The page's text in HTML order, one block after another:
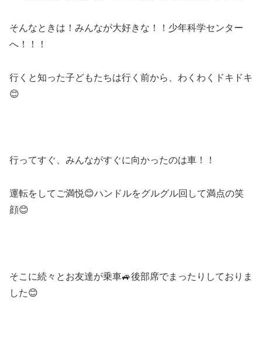
そんなときは！みんなが大好きな！！少年科学センター
へ！！！
行くと知った子どもたちは行く前から、わくわくドキドキ
😊
行ってすぐ、みんながすぐに向かったのは車！！
運転をしてご満悦😊ハンドルをグルグル回して満点の笑
顔😊
そこに続々とお友達が乗車🚙後部席でまったりしておりま
した😊